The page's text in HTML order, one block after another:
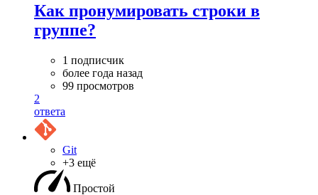
Как пронумировать строки в
группе?
1 подписчик
более года назад
99 просмотров
2
ответа
Git
+3 ещё
Простой